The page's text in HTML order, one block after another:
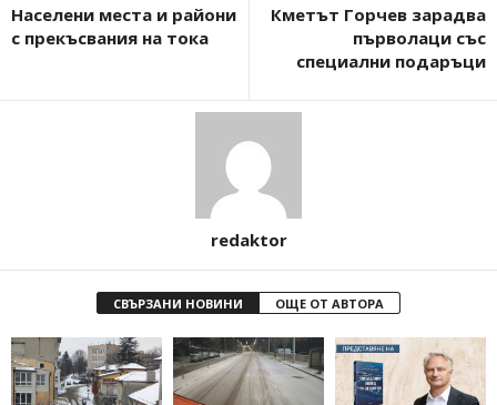
Населени места и райони
с прекъсвания на тока
Кметът Горчев зарадва
първолаци със
специални подаръци
redaktor
СВЪРЗАНИ НОВИНИ ОЩЕ ОТ АВТОРА